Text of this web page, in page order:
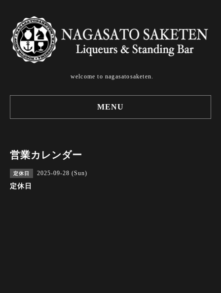
welcome to nagasatosaketen.
MENU
営業カレンダー
定休日 2025-09-28 (Sun)
定休日